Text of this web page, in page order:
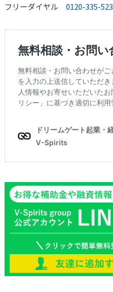
フリーダイヤル 0120-335-523